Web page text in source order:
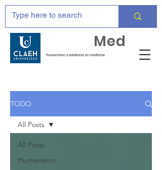
Humanismo y evidencia en medicina
Med
TODO
All Posts
Humanismo
All Posts